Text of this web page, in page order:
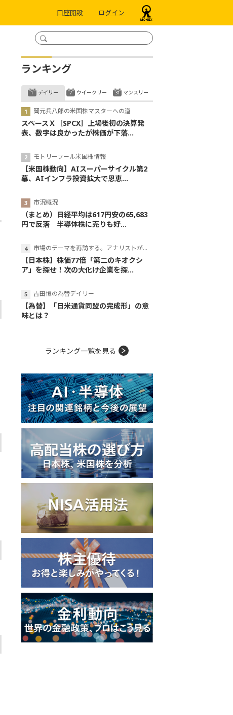
口座開設 ログイン
ランキング
デイリー
岡元兵八郎の米国株マスターへの道
スペースＸ［SPCX］上場後初の決算発
表、数字は良かったが株価が下落...
モトリーフール米国株情報
【米国株動向】AIスーパーサイクル第2
幕、AIインフラ投資拡大で恩恵...
市況概況
（まとめ）日経平均は617円安の65,683
円で反落 半導体株に売りも好...
市場のテーマを再訪する。アナリストが読み解くテーマの本質
【日本株】株価77倍「第二のキオクシ
ア」を探せ！次の大化け企業を探...
吉田恒の為替デイリー
【為替】「日米通貨同盟の完成形」の意
味とは？
ウイークリー マンスリー
ランキング一覧を見る